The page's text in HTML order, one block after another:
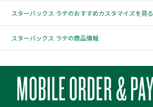
スターバックス ラテのおすすめカスタマイズを見る
スターバックス ラテの商品情報